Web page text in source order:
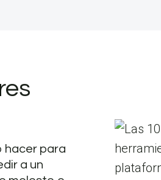
hacer para
a un